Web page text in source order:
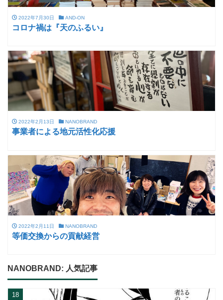
2022年7月30日 AND-ON
コロナ禍は『天のふるい』
2022年2月13日 NANOBRAND
事業者による地元活性化応援
2022年2月11日 NANOBRAND
等価交換からの貢献経営
NANOBRAND: 人気記事
18